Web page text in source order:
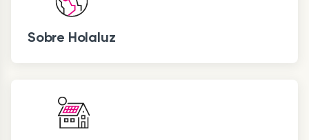
Sobre Holaluz